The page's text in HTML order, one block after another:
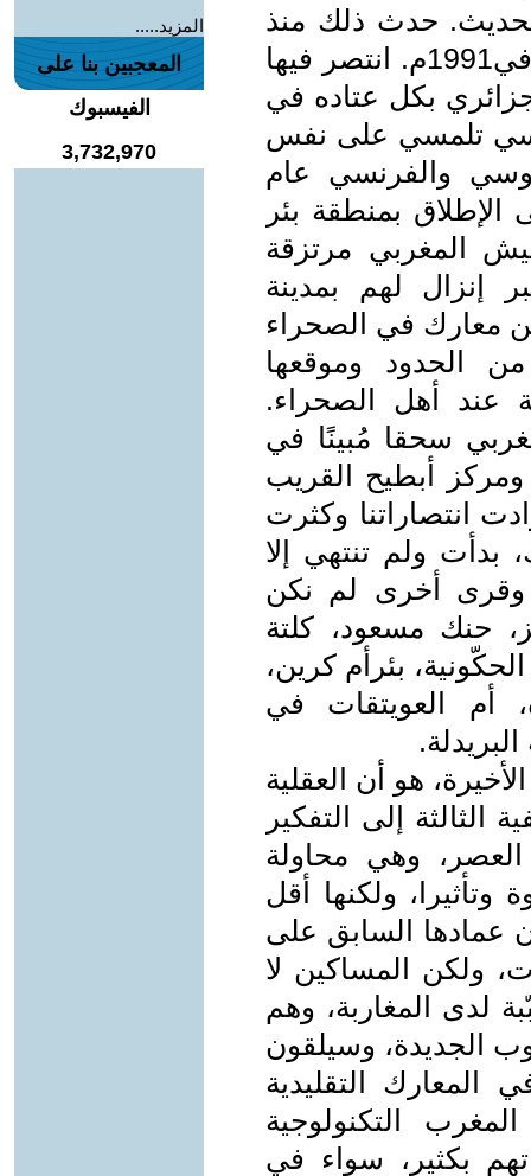
حدث ذلك منذ
1976م، وصولا إلى وقف إطلاق النار في1991م. انتصر فيها
بكل عتاده في
في حاسي تلمسي على نفس
والفرنسي عام
الإطلاق بمنطقة بئر
المغربي مرتزقة
إنزال لهم بمدينة
معارك في الصحراء
الحدود وموقعها
عند أهل الصحراء.
سحقا مُبينًا في
أبطيح القريب
انتصاراتنا وكثرت
ولم تنتهي إلا
وقرى أخرى لم نكن
حنك مسعود، كلتة
بئرأم كرين،
أم العويتقات في
هو أن العقلية
الثالثة إلى التفكير
وهي محاولة
ولكنها أقل
عمادها السابق على
ولكن المساكين لا
لدى المغاربة، وهم
الجديدة، وسيلقون
المعارك التقليدية
التكنولوجية
بكثير، سواء في
المزيد.....
المعجبين بنا على
الفيسبوك
3,732,970